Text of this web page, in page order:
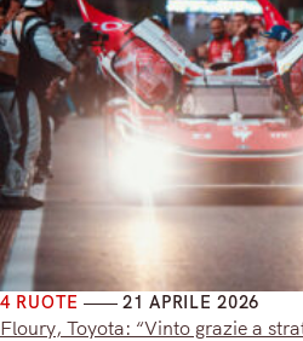
4 RUOTE 21 APRILE 2026
Floury, Toyota: “Vinto grazie a